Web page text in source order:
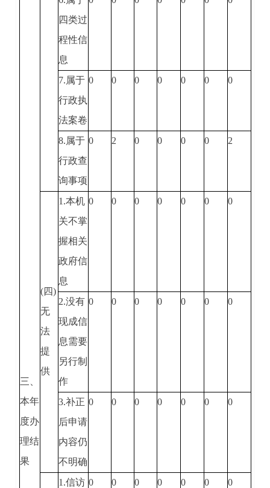
三、
本年
度办
理结
果
四类过
程性信
息
7.属于
行政执
法案卷
0 0 0 0 0 0 0
8.属于
行政查
询事项
0 2 0 0 0 0 2
(四)
无
法
提
供
1.本机
关不掌
握相关
政府信
息
0 0 0 0 0 0 0
2.没有
现成信
息需要
另行制
作
0 0 0 0 0 0 0
3.补正
后申请
内容仍
不明确
0 0 0 0 0 0 0
1.信访 0 0 0 0 0 0 0